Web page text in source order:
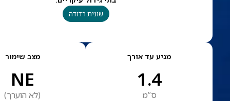
שונית רדודה
מגיע עד אורך
1.4
ס”מ
מצב שימור
NE
(לא הוערך)